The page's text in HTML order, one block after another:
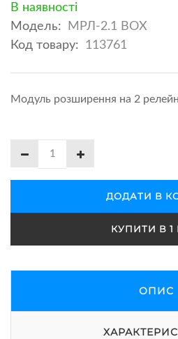
В наявності
Модель:
МРЛ-2.1 BOX
Код товару:
113761
Модуль розширення на 2
ДОДАТИ В
КУПИТИ В 1
ОПИС